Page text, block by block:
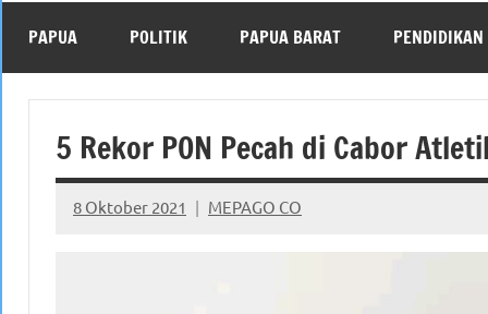
PAPUA POLITIK PAPUA BARAT PENDIDIKAN
5 Rekor PON Pecah di Cabor
8 Oktober 2021 MEPAGO CO
No